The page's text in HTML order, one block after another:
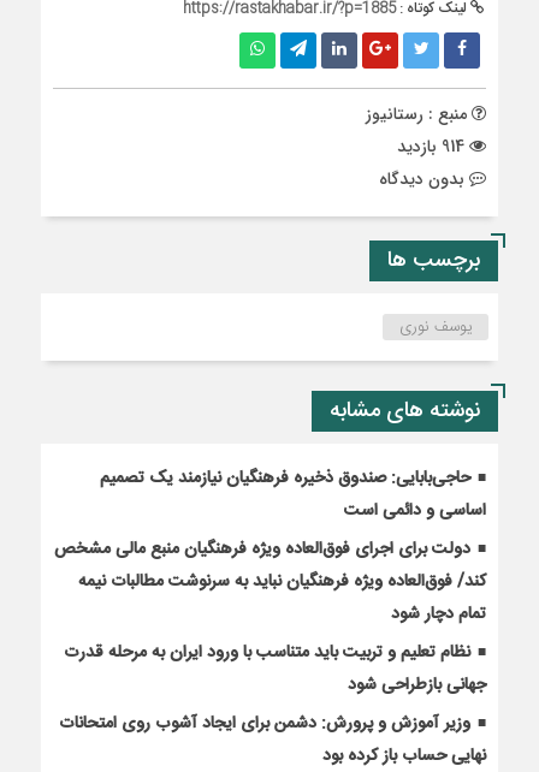
لینک کوتاه :https://rastakhabar.ir/?p=1885
منبع : رستانیوز
بدون دیدگاه
برچسب ها
یوسف نوری
نوشته های مشابه
حاجی‌بابایی: صندوق ذخیره فرهنگیان نیازمند یک تصمیم
اساسی و دائمی است
دولت برای اجرای فوق‌العاده ویژه فرهنگیان منبع مالی مشخص
کند/ فوق‌العاده ویژه فرهنگیان نباید به سرنوشت مطالبات نیمه‌
تمام دچار شود
نظام تعلیم و تربیت باید متناسب با ورود ایران به مرحله قدرت
جهانی بازطراحی شود
وزیر آموزش و پرورش: دشمن برای ایجاد آشوب روی امتحانات
نهایی حساب باز کرده بود